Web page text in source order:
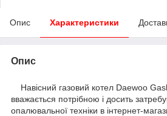
Опис Характеристики
Опис
Навісний газовий котел Daewoo
вважається потрібною і досить
опалювальної техніки в інтернет-